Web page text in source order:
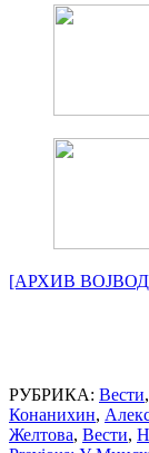
[АРХИВ
РУБРИКА: Вести,
Конанихин,
Желтова, Вести,